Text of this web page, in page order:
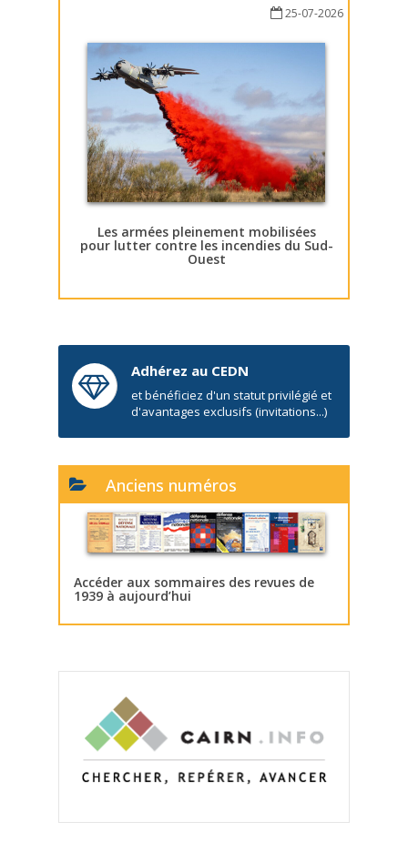
25-07-2026
Les armées pleinement mobilisées
pour lutter contre les incendies du Sud-
Ouest
Adhérez au CEDN
et bénéficiez d'un statut privilégié et
d'avantages exclusifs (invitations...)
Anciens numéros
Accéder aux sommaires des revues de
1939 à aujourd’hui